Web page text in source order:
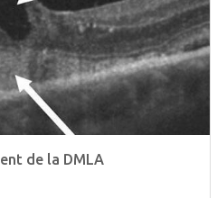
de la DMLA